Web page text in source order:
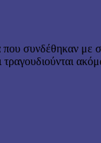
που συνδέθηκαν